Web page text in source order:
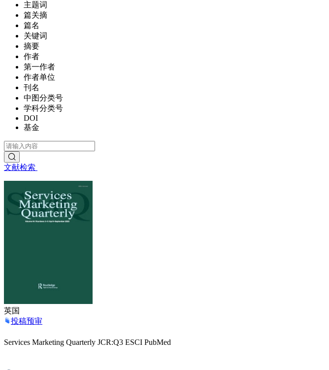
主题词
篇关摘
篇名
关键词
摘要
作者
第一作者
作者单位
刊名
中图分类号
学科分类号
DOI
基金
文献检索
英国
投稿预审
Services Marketing Quarterly JCR:Q3 ESCI PubMed